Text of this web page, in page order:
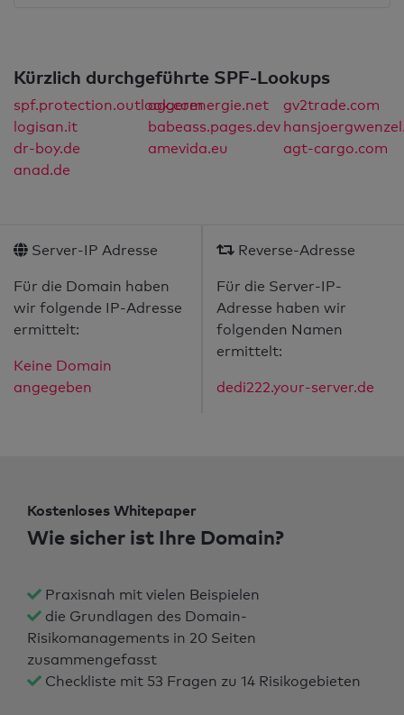
Kürzlich durchgeführte SPF-Lookups
spf.protection.outlook.comaggerenergie.net
gv2trade.com
logisan.it
babeass.pages.dev
dr-boy.de
amevida.eu
agt-cargo.com
anad.de
Server-IP Adresse
Für die Domain haben
wir folgende IP-Adresse
ermittelt:
Keine Domain
angegeben
Reverse-Adresse
Für die Server-IP-
Adresse haben wir
folgenden Namen
ermittelt:
dedi222.your-server.de
Kostenloses Whitepaper
Wie sicher ist Ihre Domain?
Praxisnah mit vielen Beispielen
die Grundlagen des Domain-
Risikomanagements in 20 Seiten
zusammengefasst
Checkliste mit 53 Fragen zu 14 Risikogebieten